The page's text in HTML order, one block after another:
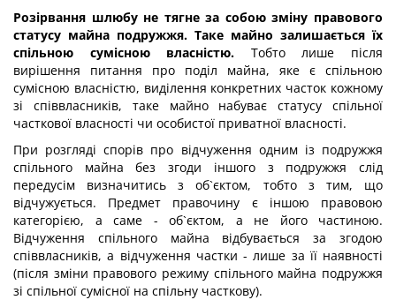
Розірвання шлюбу не тягне за собою зміну правового
статусу майна подружжя. Таке майно залишається їх
спільною сумісною власністю. Тобто лише після
вирішення питання про поділ майна, яке є спільною
сумісною власністю, виділення конкретних часток кожному
зі співвласників, таке майно набуває статусу спільної
часткової власності чи особистої приватної власності.
При розгляді спорів про відчуження одним із подружжя
спільного майна без згоди іншого з подружжя слід
передусім визначитись з об`єктом, тобто з тим, що
відчужується. Предмет правочину є іншою правовою
категорією, а саме - об`єктом, а не його частиною.
Відчуження спільного майна відбувається за згодою
співвласників, а відчуження частки - лише за її наявності
(після зміни правового режиму спільного майна подружжя
зі спільної сумісної на спільну часткову).